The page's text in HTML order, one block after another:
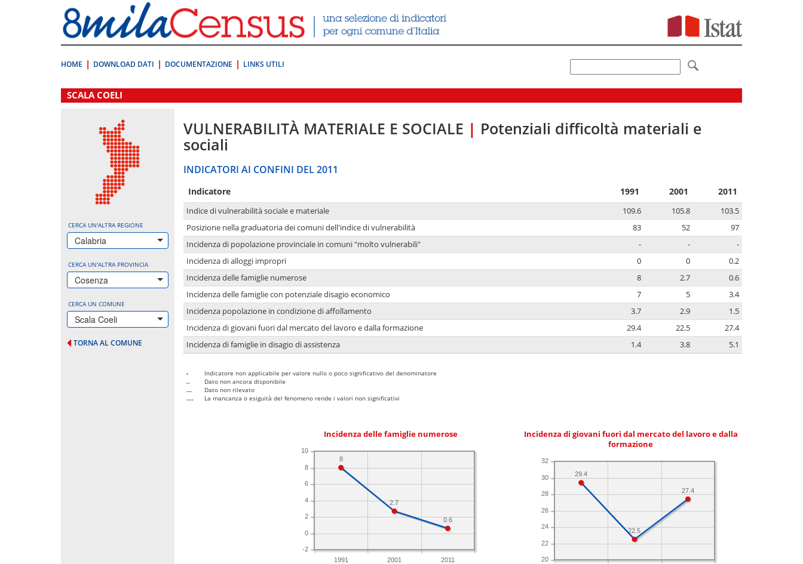
direttamente
a:
Contenuto
HOME DOWNLOAD DATI DOCUMENTAZIONE LINKS UTILI
.
SCALA COELI
CERCA UN'ALTRA REGIONE
Calabria
CERCA UN'ALTRA PROVINCIA
Cosenza
CERCA UN COMUNE
Scala Coeli
TORNA AL COMUNE
VULNERABILITÀ MATERIALE E SOCIALE | Potenziali difficoltà materiali e
sociali
INDICATORI AI CONFINI DEL 2011
Indicatore 1991 2001 2011
Indice di vulnerabilità sociale e materiale 109.6 105.8
103.5
Posizione nella graduatoria dei comuni dell'indice di vulnerabilità
83 52
97
Incidenza di popolazione provinciale in comuni "molto vulnerabili"
- -
-
Incidenza di alloggi impropri
0 0
0.2
Incidenza delle famiglie numerose
8 2.7
0.6
Incidenza delle famiglie con potenziale disagio economico
7 5
3.4
Incidenza popolazione in condizione di affollamento
3.7 2.9
1.5
Incidenza di giovani fuori dal mercato del lavoro e dalla formazione
29.4 22.5
27.4
Incidenza di famiglie in disagio di assistenza
1.4 3.8 5.1
-
Indicatore non applicabile per valore nullo o poco significativo del denominatore
..
Dato non ancora disponibile
...
Dato non rilevato
....
La mancanza o esiguità del fenomeno rende i valori non significativi
Incidenza delle famiglie numerose
1991 2001 2011
-2
0
2
4
6
8
10
0.6
2.7
8
Incidenza di giovani fuori dal mercato del lavoro e dalla
formazione
20
22
24
26
28
30
32
27.4
22.5
29.4